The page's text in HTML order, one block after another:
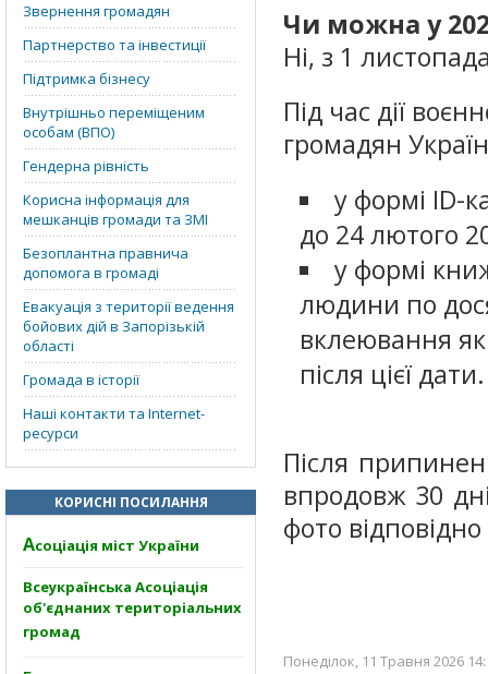
Звернення громадян
Партнерство та інвестиції
Підтримка бізнесу
Внутрішньо переміщеним
особам (ВПО)
Гендерна рівність
Корисна інформація для
мешканців громади та ЗМІ
Безоплантна правнича
допомога в громаді
Евакуація з території ведення
бойових дій в Запорізькій
області
Громада в історії
Наші контакти та Internet-
ресурси
КОРИСНІ ПОСИЛАННЯ
Асоціація міст України
Всеукраїнська Асоціація
об'єднаних територіальних
громад
Чи можна у
Ні, з 1
Під час дії
громадян
у формі ID-
до 24 лютого
у формі
людини по
вклеювання
після цієї дати.
Після
впродовж 30
фото
Понеділок, 11 Травня 2026